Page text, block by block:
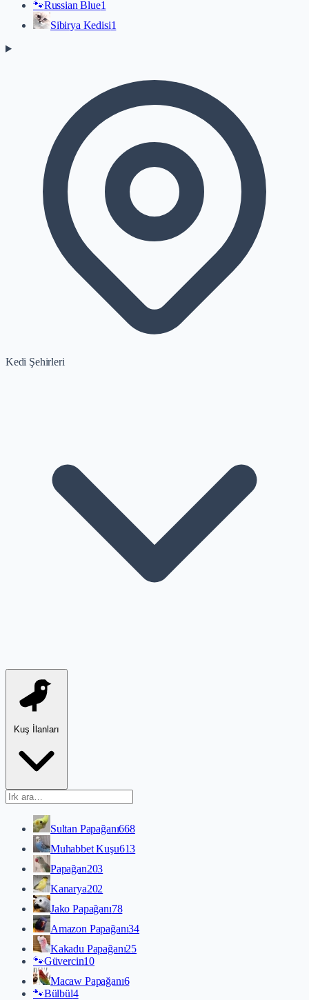
🐾Russian Blue1
Sibirya Kedisi1
Kedi Şehirleri
Kuş İlanları
Sultan Papağanı668
Muhabbet Kuşu613
Papağan203
Kanarya202
Jako Papağanı78
Amazon Papağanı34
Kakadu Papağanı25
🐾Güvercin10
Macaw Papağanı6
🐾Bülbül4